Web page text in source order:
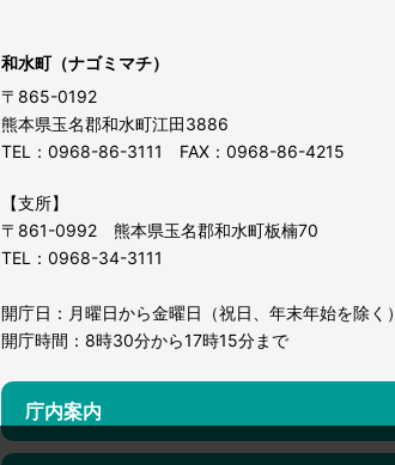
和水町（ナゴミマチ）
〒865-0192
熊本県玉名郡和水町江田3886
TEL：0968-86-3111 FAX：0968-86-4215
【支所】
〒861-0992 熊本県玉名郡和水町板楠70
TEL：0968-34-3111
開庁日：月曜日から金曜日（祝日、年末年始を除く）
開庁時間：8時30分から17時15分まで
庁内案内